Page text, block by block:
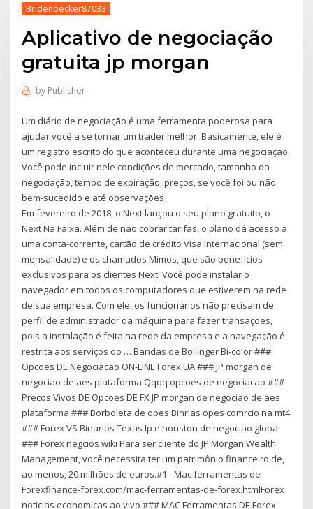
Bridenbecker87033
Aplicativo de negociação
gratuita jp morgan
by Publisher
Um diário de negociação é uma ferramenta poderosa para
ajudar você a se tornar um trader melhor. Basicamente, ele é
um registro escrito do que aconteceu durante uma negociação.
Você pode incluir nele condições de mercado, tamanho da
negociação, tempo de expiração, preços, se você foi ou não
bem-sucedido e até observações
Em fevereiro de 2018, o Next lançou o seu plano gratuito, o
Next Na Faixa. Além de não cobrar tarifas, o plano dá acesso a
uma conta-corrente, cartão de crédito Visa Internacional (sem
mensalidade) e os chamados Mimos, que são benefícios
exclusivos para os clientes Next. Você pode instalar o
navegador em todos os computadores que estiverem na rede
de sua empresa. Com ele, os funcionários não precisam de
perfil de administrador da máquina para fazer transações,
pois a instalação é feita na rede da empresa e a navegação é
restrita aos serviços do … Bandas de Bollinger Bi-color ###
Opcoes DE Negociacao ON-LINE Forex.UA ### JP morgan de
negociao de aes plataforma Qqqq opcoes de negociacao ###
Precos Vivos DE Opcoes DE FX JP morgan de negociao de aes
plataforma ### Borboleta de opes Binrias opes comrcio na mt4
### Forex VS Binarios Texas lp e houston de negociao global
### Forex negcios wiki Para ser cliente do JP Morgan Wealth
Management, você necessita ter um patrimônio financeiro de,
ao menos, 20 milhões de euros.#1 - Mac ferramentas de
Forexfinance-forex.com/mac-ferramentas-de-forex.htmlForex
noticias economicas ao vivo ### MAC Ferramentas DE Forex